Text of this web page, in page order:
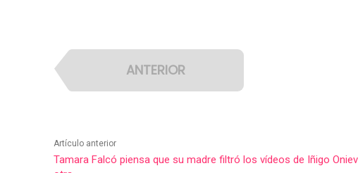
ANTERIOR
Artículo anterior
Tamara Falcó piensa que su madre filtró los vídeos de Iñigo